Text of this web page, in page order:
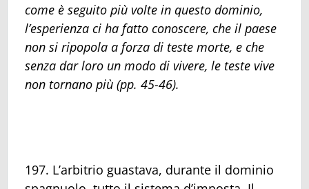
come è seguito più volte in questo dominio,
l’esperienza ci ha fatto conoscere, che il paese
non si ripopola a forza di teste morte, e che
senza dar loro un modo di vivere, le teste vive
non tornano più (pp. 45-46).
197. L’arbitrio guastava, durante il dominio